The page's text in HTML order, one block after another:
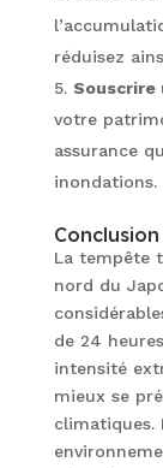
réduisez
Souscrire
votre
assurance
inondations.
Conclusion
La tempête
nord du
de 24
intensité
mieux se
climatiques.